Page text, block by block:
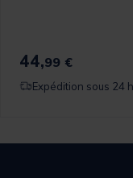
panier
44,99 €
Expédition sous 24 h